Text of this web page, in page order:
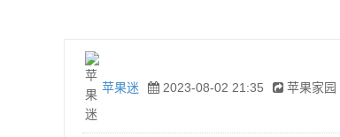
苹果迷 2023-08-02 21:35 苹果家园